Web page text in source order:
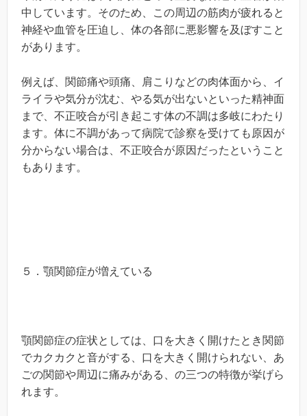
中しています。そのため、この周辺の筋肉が疲れると
神経や血管を圧迫し、体の各部に悪影響を及ぼすこと
があります。
例えば、関節痛や頭痛、肩こりなどの肉体面から、イ
ライラや気分が沈む、やる気が出ないといった精神面
まで、不正咬合が引き起こす体の不調は多岐にわたり
ます。体に不調があって病院で診察を受けても原因が
分からない場合は、不正咬合が原因だったということ
もあります。
５．顎関節症が増えている
顎関節症の症状としては、口を大きく開けたとき関節
でカクカクと音がする、口を大きく開けられない、あ
ごの関節や周辺に痛みがある、の三つの特徴が挙げら
れます。